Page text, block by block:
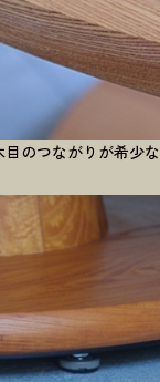
のつながりが希少